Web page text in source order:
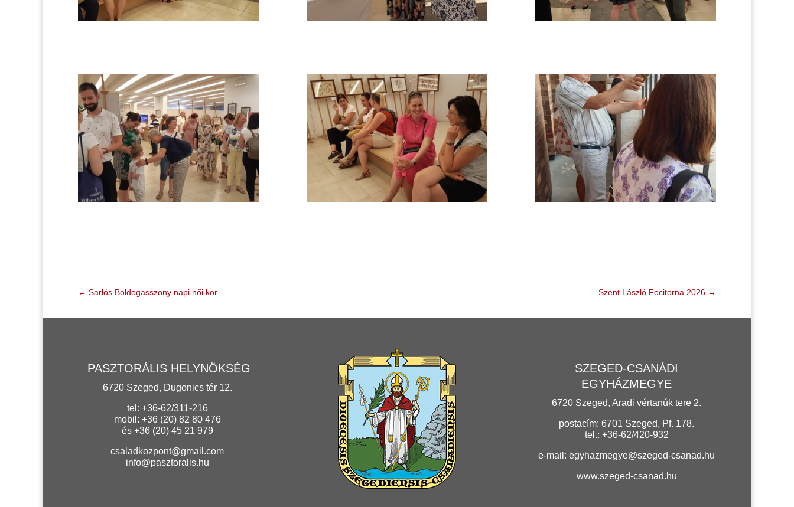
← Sarlós Boldogasszony napi női kör Szent László Focitorna 2026 →
PASZTORÁLIS HELYNÖKSÉG
6720 Szeged, Dugonics tér 12.
tel: +36-62/311-216
mobil: +36 (20) 82 80 476
és +36 (20) 45 21 979
csaladkozpont@gmail.com
info@pasztoralis.hu
SZEGED-CSANÁDI
EGYHÁZMEGYE
6720 Szeged, Aradi vértanúk tere 2.
postacím: 6701 Szeged, Pf. 178.
tel.: +36-62/420-932
e-mail:egyhazmegye@szeged-csanad.hu
www.szeged-csanad.hu